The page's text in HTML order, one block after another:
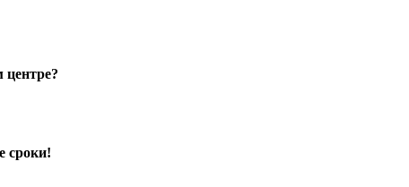
центре?
сроки!